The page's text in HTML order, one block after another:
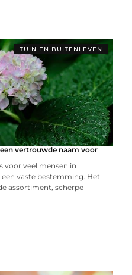
TUIN EN BUITENLEVEN
vertrouwde naam voor
voor veel mensen in
vaste bestemming. Het
assortiment, scherpe